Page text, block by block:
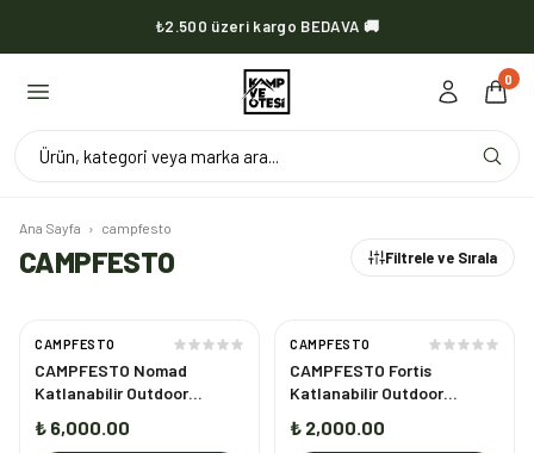
₺2.500 üzeri kargo BEDAVA 🚚
KVOX ürünlerinde kargo her zaman bedava 🔥
0
Ürün, kategori veya marka ara...
Ana Sayfa › campfesto
CAMPFESTO Filtrele ve Sırala
CAMPFESTO
CAMPFESTO Nomad
Katlanabilir Outdoor
Kamp & Piknik Sandalyesi
₺ 6,000.00
CAMPFESTO
CAMPFESTO Fortis
Katlanabilir Outdoor
& Piknik Sandalyesi
₺ 2,000.00